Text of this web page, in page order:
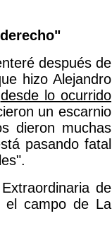
después de
hizo Alejandro
desde lo ocurrido
un escarnio
dieron muchas
pasando fatal
de
el campo de La